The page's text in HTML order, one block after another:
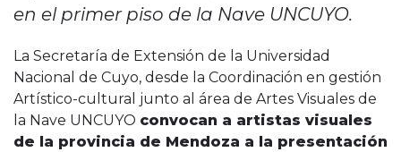
en el primer piso de la Nave UNCUYO.
La Secretaría de Extensión de la Universidad
Nacional de Cuyo, desde la Coordinación en gestión
Artístico-cultural junto al área de Artes Visuales de
la Nave UNCUYO convocan a artistas visuales
de la provincia de Mendoza a la presentación